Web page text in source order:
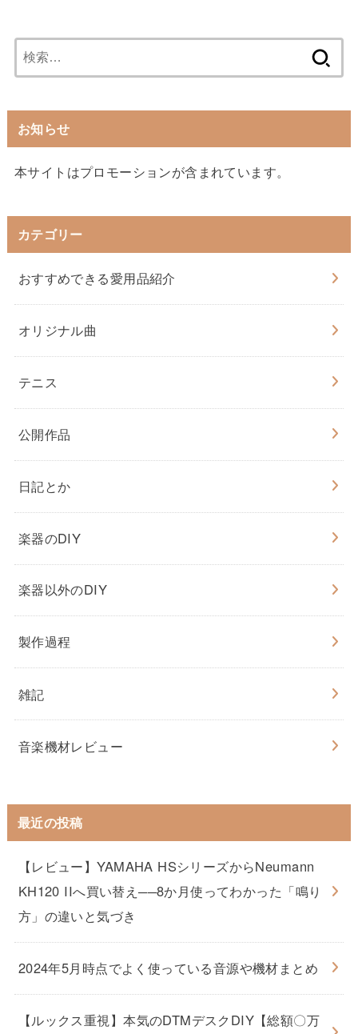
索:
お知らせ
本サイトはプロモーションが含まれています。
カテゴリー
おすすめできる愛用品紹介
オリジナル曲
テニス
公開作品
日記とか
楽器のDIY
楽器以外のDIY
製作過程
雑記
音楽機材レビュー
最近の投稿
【レビュー】YAMAHA HSシリーズからNeumann
KH120 IIへ買い替え──8か月使ってわかった「鳴り
方」の違いと気づき
2024年5月時点でよく使っている音源や機材まとめ
【ルックス重視】本気のDTMデスクDIY【総額〇万